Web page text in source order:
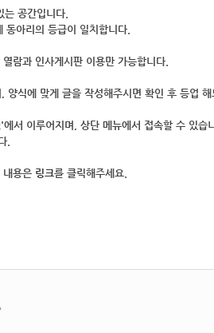
는 공간입니다.
동아리의 등급이 일치 합니다.
열람과 인사게시판 이용만 가능합니다.
식에 맞게 글을 작성해주시면 확인 후 등업 해
'에서 이루어지며, 상단 메뉴에서 접속할 수 있습
.
내용은 링크를 클릭해주세요.